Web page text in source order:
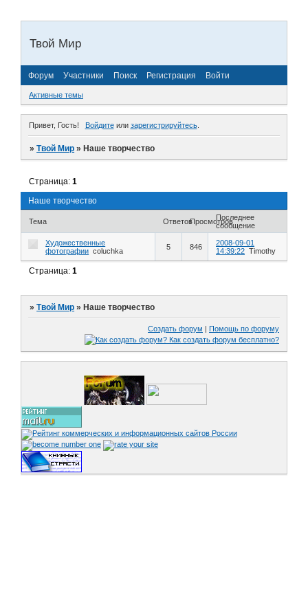
Твой Мир
Форум Участники Поиск Регистрация Войти
Активные темы
Привет, Гость! Войдитеили зарегистрируйтесь.
»Твой Мир »Наше творчество
Наше творчество
Страница:1
Тема ОтветовПросмотровПоследнее
сообщение
Художественные
фотографии coluchka 5 846
2008-09-01
14:39:22 Timothy
Страница:1
»Твой Мир »Наше творчество
Создать форум Помощь по форуму